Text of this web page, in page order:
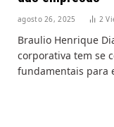
agosto 26, 2025 2
Braulio Henrique
corporativa tem se
fundamentais para